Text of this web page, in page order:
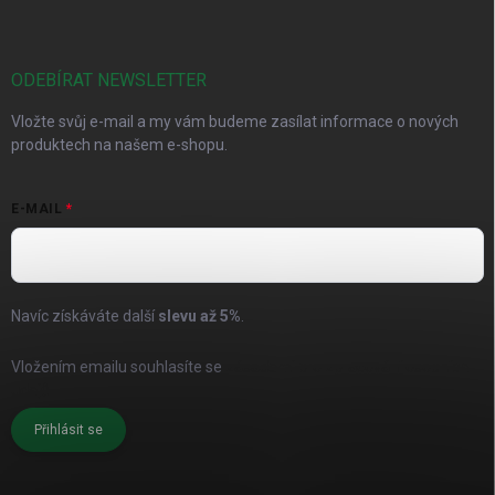
ODEBÍRAT NEWSLETTER
Vložte svůj e-mail a my vám budeme zasílat informace o nových
produktech na našem e-shopu.
E-MAIL
Navíc získáváte další slevu až5%
Vložením emailu souhlasíte se
Přihlásit se